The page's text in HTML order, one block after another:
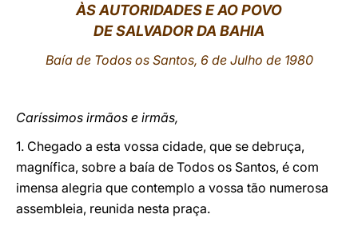
ÀS AUTORIDADES E AO POVO
DE SALVADOR DA BAHIA
Baía de Todos os Santos, 6 de Julho de 1980
Caríssimos irmãos e irmãs,
1. Chegado a esta vossa cidade, que se debruça,
magnífica, sobre a baía de Todos os Santos, é com
imensa alegria que contemplo a vossa tão numerosa
assembleia, reunida nesta praça.